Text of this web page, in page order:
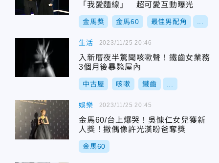
「我愛麵線」 超可愛互動曝光
金馬獎 金馬60 最佳男配角
生活
入新厝夜半驚聞咳嗽聲！鐵齒女業務
3個月後暴斃屋內
中古屋 咳嗽 鐵齒
2023/11/25 20:46
娛樂
金馬60/台上爆哭！吳慷仁女兒獲新
人獎！撇偶像許光漢盼爸奪獎
金馬60
2023/11/25 20:45